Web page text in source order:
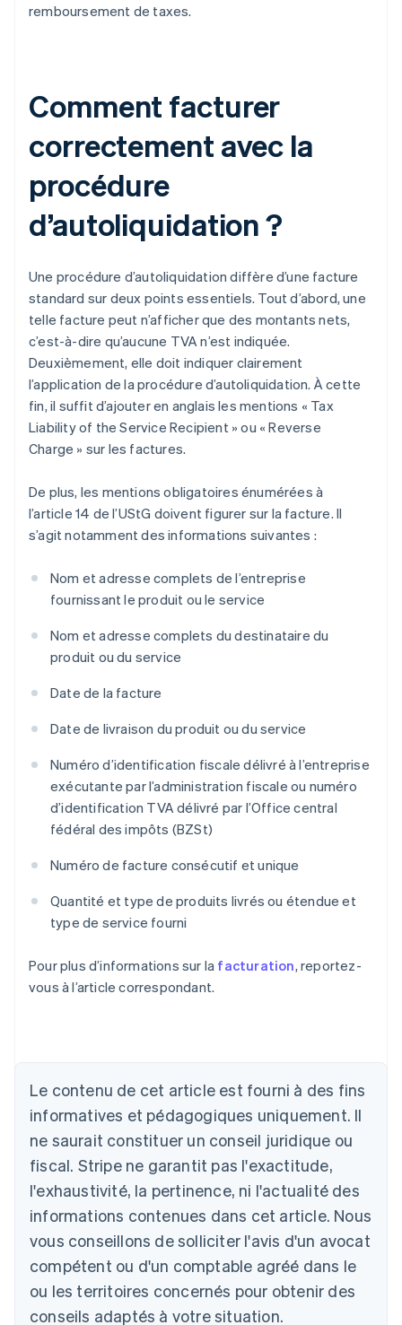
remboursement de taxes.
Comment facturer
correctement avec la
procédure
d’autoliquidation ?
Une procédure d’autoliquidation diffère d’une facture
standard sur deux points essentiels. Tout d’abord, une
telle facture peut n’afficher que des montants nets,
c’est-à-dire qu’aucune TVA n’est indiquée.
Deuxièmement, elle doit indiquer clairement
l’application de la procédure d’autoliquidation. À cette
fin, il suffit d’ajouter en anglais les mentions « Tax
Liability of the Service Recipient » ou « Reverse
Charge » sur les factures.
De plus, les mentions obligatoires énumérées à
l’article 14 de l’UStG doivent figurer sur la facture. Il
s’agit notamment des informations suivantes :
Nom et adresse complets de l’entreprise
fournissant le produit ou le service
Nom et adresse complets du destinataire du
produit ou du service
Date de la facture
Date de livraison du produit ou du service
Numéro d’identification fiscale délivré à l’entreprise
exécutante par l’administration fiscale ou numéro
d’identification TVA délivré par l’Office central
fédéral des impôts (BZSt)
Numéro de facture consécutif et unique
Quantité et type de produits livrés ou étendue et
type de service fourni
Pour plus d’informations sur la facturation, reportez-
vous à l’article correspondant.
Le contenu de cet article est fourni à des fins
informatives et pédagogiques uniquement. Il
ne saurait constituer un conseil juridique ou
fiscal. Stripe ne garantit pas l'exactitude,
l'exhaustivité, la pertinence, ni l'actualité des
informations contenues dans cet article. Nous
vous conseillons de solliciter l'avis d'un avocat
compétent ou d'un comptable agréé dans le
ou les territoires concernés pour obtenir des
conseils adaptés à votre situation.
DeutschEnglish
Australie
English
Autriche
DeutschEnglish
NederlandsFrançaisDeutschEnglish
Brésil
Português
Bulgarie
English
Canada
Chine continentale
简体中文English